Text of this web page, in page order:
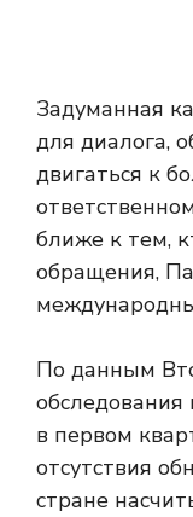
Задуманная
для диалога,
двигаться к
ближе к тем,
обращения,
По данным
обследования
в первом
отсутствия
стране